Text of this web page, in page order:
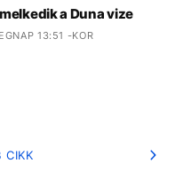
a Duna vize
13:51 -KOR
CIKK